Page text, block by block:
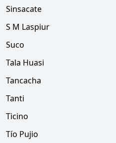
Sinsacate
S M Laspiur
Suco
Tala Huasi
Tancacha
Tanti
Ticino
Tío Pujio